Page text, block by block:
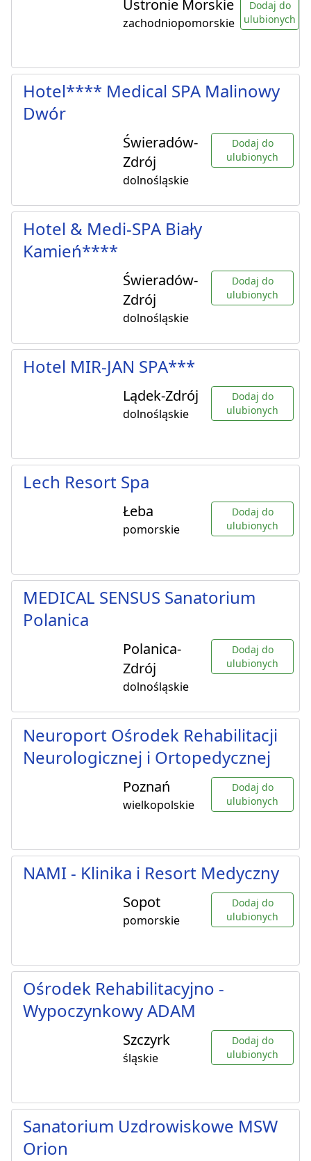
Ustronie Morskie
zachodniopomorskie
Dodaj do
ulubionych
Hotel**** Medical SPA Malinowy
Dwór
Świeradów-
Zdrój
dolnośląskie
Dodaj do
ulubionych
Hotel & Medi-SPA Biały
Kamień****
Świeradów-
Zdrój
dolnośląskie
Dodaj do
ulubionych
Hotel MIR-JAN SPA***
Lądek-Zdrój
dolnośląskie
Dodaj do
ulubionych
Lech Resort Spa
Łeba
pomorskie
Dodaj do
ulubionych
MEDICAL SENSUS Sanatorium
Polanica
Polanica-
Zdrój
dolnośląskie
Dodaj do
ulubionych
Neuroport Ośrodek Rehabilitacji
Neurologicznej i Ortopedycznej
Poznań
wielkopolskie
Dodaj do
ulubionych
NAMI - Klinika i Resort Medyczny
Sopot
pomorskie
Dodaj do
ulubionych
Ośrodek Rehabilitacyjno -
Wypoczynkowy ADAM
Szczyrk
śląskie
Dodaj do
ulubionych
Sanatorium Uzdrowiskowe MSW
Orion